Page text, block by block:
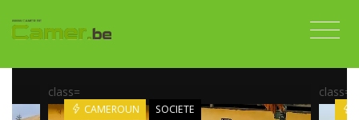
class=
CAMEROUN SOCIETE
class=